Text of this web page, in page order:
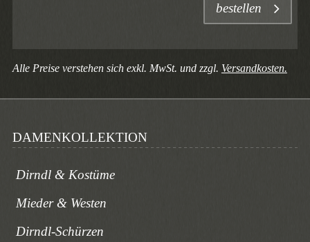
bestellen
Alle Preise verstehen sich exkl. MwSt. und zzgl. Versandkosten.
DAMENKOLLEKTION
Dirndl & Kostüme
Mieder & Westen
Dirndl-Schürzen